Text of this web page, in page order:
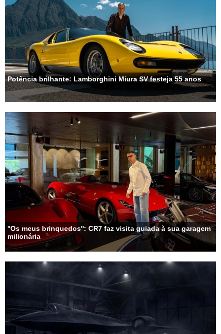
Potência brilhante: Lamborghini Miura SV festeja 55 anos
''Os meus brinquedos'': CR7 faz visita guiada à sua garagem
milionária